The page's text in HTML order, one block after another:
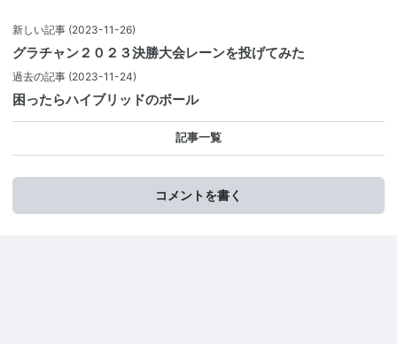
新しい記事 (2023-11-26)
グラチャン２０２３決勝大会レーンを投げてみた
過去の記事 (2023-11-24)
困ったらハイブリッドのボール
記事一覧
コメントを書く